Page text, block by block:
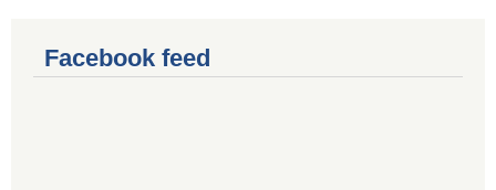
Facebook feed